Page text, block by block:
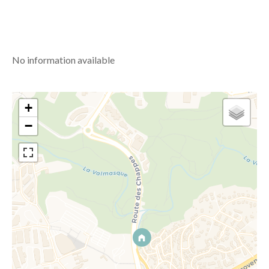
No information available
+
−